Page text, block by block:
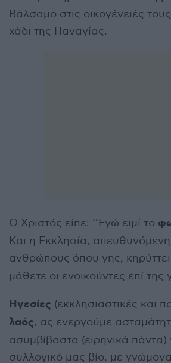
Βάλσαμο στις οικογένειές
χάδι της Παναγίας.
Ο Χριστός είπε: ‘’Εγώ ειμί το
Και η Εκκλησία,
ανθρώπους όπου γης,
μάθετε οι ενοικούντες επί της
Ηγεσίες (εκκλησιαστικές και
λαός, ας ενεργούμε
ασυμβίβαστα (ειρηνικά πάντα)
συλλογικό μας βίο, με